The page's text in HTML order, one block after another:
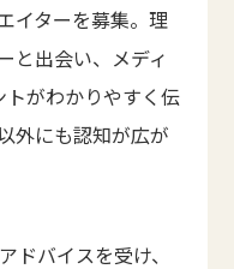
イターを募集。理
と出会い、メディ
がわかりやすく伝
外にも認知が広が
ドバイスを受け、